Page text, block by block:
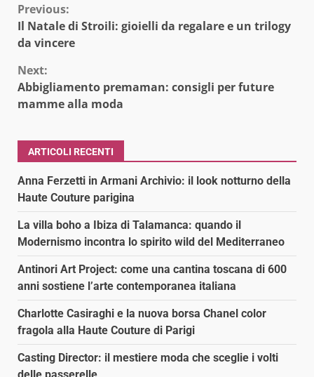
Continue
Reading
Previous:
Il Natale di Stroili: gioielli da regalare e un trilogy
da vincere
Next:
Abbigliamento premaman: consigli per future
mamme alla moda
ARTICOLI RECENTI
Anna Ferzetti in Armani Archivio: il look notturno della
Haute Couture parigina
La villa boho a Ibiza di Talamanca: quando il
Modernismo incontra lo spirito wild del Mediterraneo
Antinori Art Project: come una cantina toscana di 600
anni sostiene l’arte contemporanea italiana
Charlotte Casiraghi e la nuova borsa Chanel color
fragola alla Haute Couture di Parigi
Casting Director: il mestiere moda che sceglie i volti
delle passerelle